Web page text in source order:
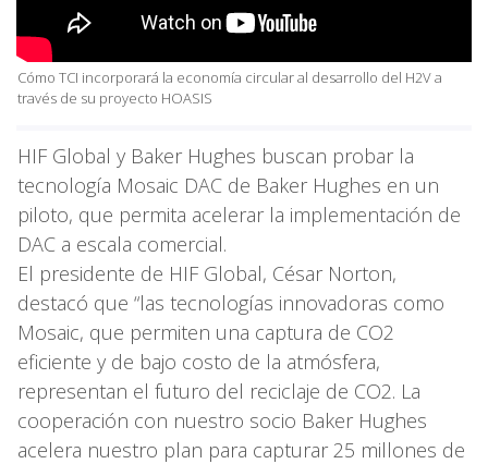
Cómo TCI incorporará la economía circular al desarrollo del H2V a
través de su proyecto HOASIS
HIF Global y Baker Hughes buscan probar la
tecnología Mosaic DAC de Baker Hughes en un
piloto, que permita acelerar la implementación de
DAC a escala comercial.
El presidente de HIF Global, César Norton,
destacó que “las tecnologías innovadoras como
Mosaic, que permiten una captura de CO2
eficiente y de bajo costo de la atmósfera,
representan el futuro del reciclaje de CO2. La
cooperación con nuestro socio Baker Hughes
acelera nuestro plan para capturar 25 millones de